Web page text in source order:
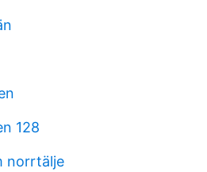
128
norrtälje